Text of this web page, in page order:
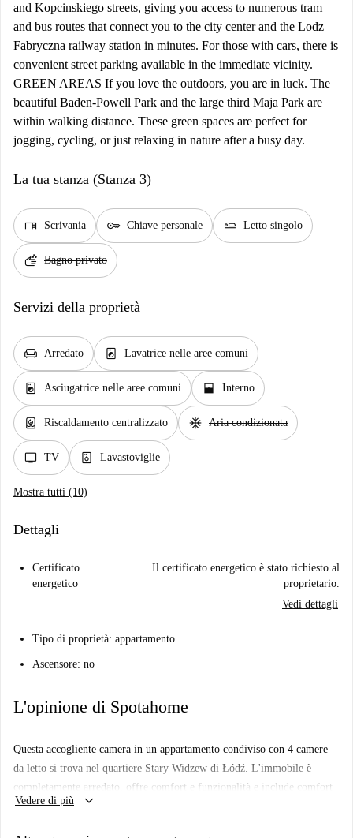
and Kopcinskiego streets, giving you access to numerous tram
and bus routes that connect you to the city center and the Lodz
Fabryczna railway station in minutes. For those with cars, there is
convenient street parking available in the immediate vicinity.
GREEN AREAS If you love the outdoors, you are in luck. The
beautiful Baden-Powell Park and the large third Maja Park are
within walking distance. These green spaces are perfect for
jogging, cycling, or just relaxing in nature after a busy day.
La tua stanza (Stanza 3)
desk Scrivania key Chiave personale airline_seat_flat Letto singolo
soap Bagno privato
Servizi della proprietà
chair Arredato local_laundry_service Lavatrice nelle aree comuni
local_laundry_service Asciugatrice nelle aree comuni window_open Interno
water_heater Riscaldamento centralizzato ac_unit Aria condizionata
tv TV dishwasher_gen Lavastoviglie
Mostra tutti (10)
Dettagli
Certificato
energetico
Il certificato energetico è stato richiesto al
proprietario.
Vedi dettagli
Tipo di proprietà: appartamento
Ascensore: no
L'opinione di Spotahome
Questa accogliente camera in un appartamento condiviso con 4 camere
da letto si trova nel quartiere Stary Widzew di Łódź. L'immobile è
completamente arredato, offre comfort e funzionalità e include comfort
come il riscaldamento centralizzato. Non è consentito fumare e gli
Vedere di più keyboard_arrow_down